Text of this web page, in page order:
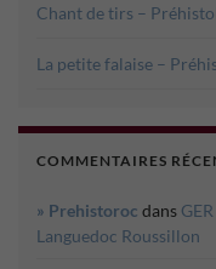
Chant de tirs –
La petite falaise –
COMMENTAIRES
» Prehistoroc dans
Languedoc Roussillon